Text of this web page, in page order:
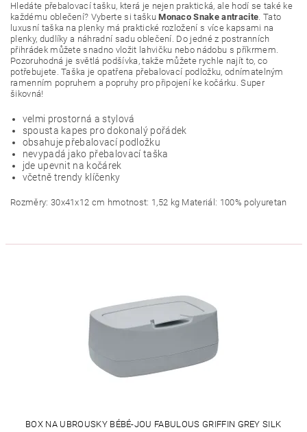
Hledáte přebalovací tašku, která je nejen praktická, ale hodí se také ke
každému oblečení? Vyberte si taškuMonaco Snake antracite. Tato
luxusní taška na plenky má praktické rozložení s více kapsami na
plenky, dudlíky a náhradní sadu oblečení. Do jedné z postranních
přihrádek můžete snadno vložit lahvičku nebo nádobu s příkrmem.
Pozoruhodná je světlá podšívka, takže můžete rychle najít to, co
potřebujete. Taška je opatřena přebalovací podložku, odnímatelným
ramenním popruhem a popruhy pro připojení ke kočárku. Super
šikovná!
velmi prostorná a stylová
spousta kapes pro dokonalý pořádek
obsahuje přebalovací podložku
nevypadá jako přebalovací taška
jde upevnit na kočárek
včetně trendy klíčenky
Rozměry: 30x41x12 cm hmotnost: 1,52 kg Materiál: 100% polyuretan
BOX NA UBROUSKY BÉBÉ-JOU FABULOUS GRIFFIN GREY SILK